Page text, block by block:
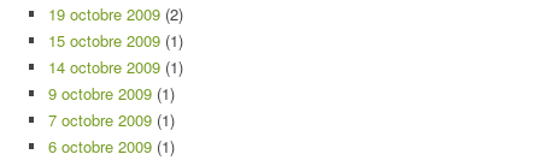
19 octobre 2009 (2)
15 octobre 2009 (1)
14 octobre 2009 (1)
9 octobre 2009 (1)
7 octobre 2009 (1)
6 octobre 2009 (1)